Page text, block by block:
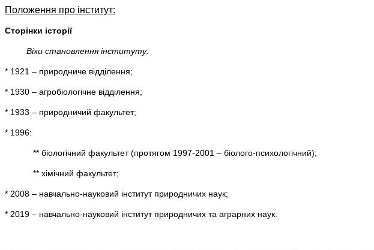
Положення про інститут:
Сторінки історії
Віхи становлення інституту:
* 1921 – природниче відділення;
* 1930 – агробіологічне відділення;
* 1933 – природничий факультет;
* 1996:
** біологічний факультет (протягом 1997-2001 – біолого-психологічний);
** хімічний факультет;
* 2008 – навчально-науковий інститут природничих наук;
* 2019 – навчально-науковий інститут природничих та аграрних наук.